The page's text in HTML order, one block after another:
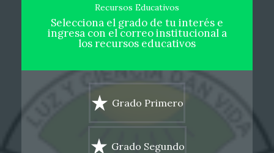
Recursos Educativos
Selecciona el grado de tu interés e
ingresa con el correo institucional a
los recursos educativos
Grado Primero
Grado Segundo